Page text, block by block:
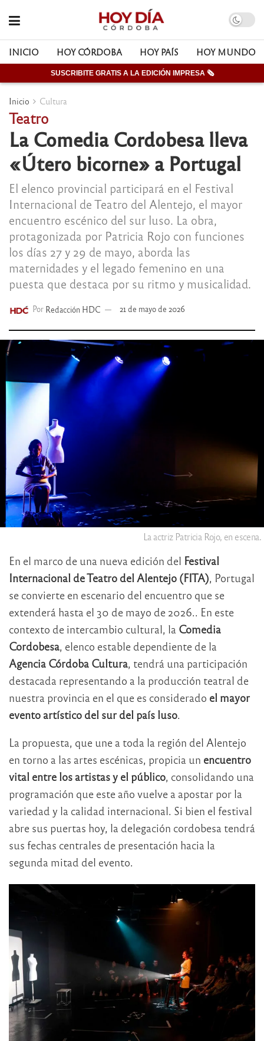
INICIO HOY CÓRDOBA HOY PAÍS HOY MUNDO
SUSCRIBITE GRATIS A LA EDICIÓN IMPRESA 🗞
Inicio Cultura
Teatro
La Comedia Cordobesa lleva
«Útero bicorne» a Portugal
El elenco provincial participará en el Festival
Internacional de Teatro del Alentejo, el mayor
encuentro escénico del sur luso. La obra,
protagonizada por Patricia Rojo con funciones
los días 27 y 29 de mayo, aborda las
maternidades y el legado femenino en una
puesta que destaca por su ritmo y musicalidad.
Por Redacción HDC 21 de mayo de 2026
La actriz Patricia Rojo, en escena.
En el marco de una nueva edición del Festival
Internacional de Teatro del Alentejo (FITA) , Portugal
se convierte en escenario del encuentro que se
extenderá hasta el 30 de mayo de 2026.. En este
contexto de intercambio cultural, la Comedia
Cordobesa , elenco estable dependiente de la
Agencia Córdoba Cultura , tendrá una participación
destacada representando a la producción teatral de
nuestra provincia en el que es considerado el mayor
evento artístico del sur del país luso
La propuesta, que une a toda la región del Alentejo
en torno a las artes escénicas, propicia un encuentro
vital entre los artistas y el público , consolidando una
programación que este año vuelve a apostar por la
variedad y la calidad internacional. Si bien el festival
abre sus puertas hoy, la delegación cordobesa tendrá
sus fechas centrales de presentación hacia la
segunda mitad del evento.